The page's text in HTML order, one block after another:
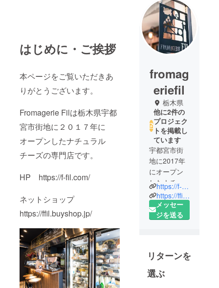
はじめに・ご挨拶
本ページをご覧いただきあ
りがとうございます。
Fromagerie Filは栃木県宇都
宮市街地に２０１７年に
オープンしたナチュラル
チーズの専門店です。
HP https://f-fil.com/
ネットショップ
https://ffil.buyshop.jp/
fromag
eriefil
栃木県
他に2件の
プロジェク
トを掲載し
ています
宇都宮市街
地に2017年
にオープン
したナチュ
ラルチーズ
専門店で
す。
https://f-fil.com/
https://ffil.buyshop.jp/
メッセー
ジを送る
リターンを
選ぶ